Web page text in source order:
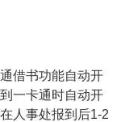
借书功能自动开
一卡通时自动开
人事处报到后1-2